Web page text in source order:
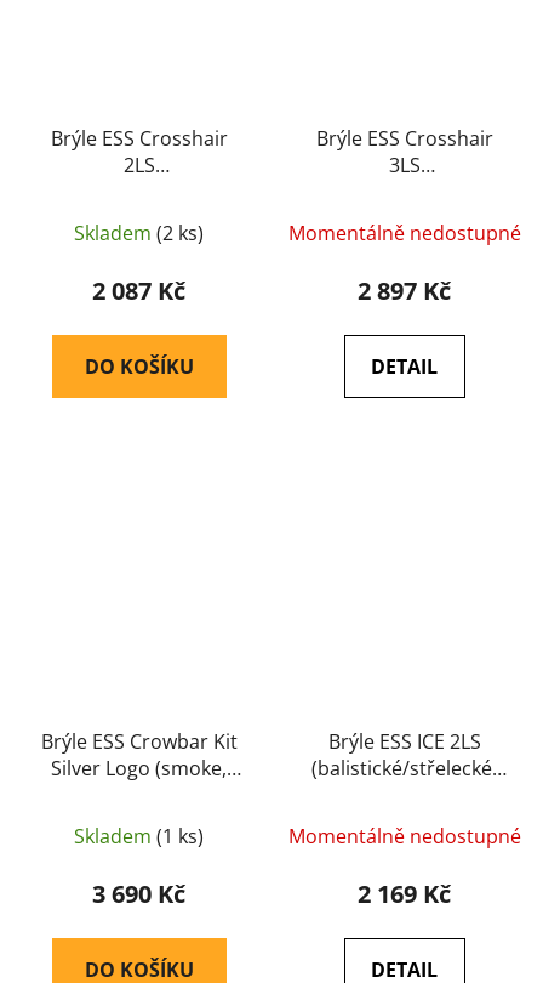
Brýle ESS Crosshair
2LS
(EE9014-04) - ESS
Skladem (2 ks)
2 087 Kč
DO KOŠÍKU
Brýle ESS Crosshair
3LS
(EE9014-05) - ESS
Momentálně nedostupné
2 897 Kč
DETAIL
Brýle ESS Crowbar Kit
Silver Logo (smoke,
(balistické/střelecké)
(EE9019-02) - ESS
Skladem (1 ks)
3 690 Kč
DO KOŠÍKU
Brýle ESS ICE 2LS
(balistické/střelecké)
Momentálně nedostupné
2 169 Kč
DETAIL